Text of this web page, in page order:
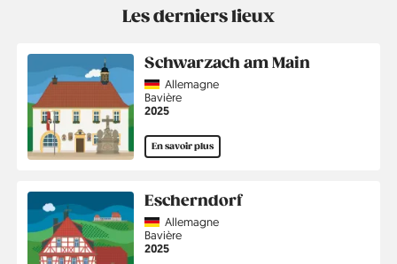
Les derniers lieux
Schwarzach am Main
CountryAllemagne
Région
Bavière
Année
2025
En savoir plus
Escherndorf
CountryAllemagne
Région
Bavière
Année
2025